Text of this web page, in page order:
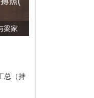
梁家
总（持